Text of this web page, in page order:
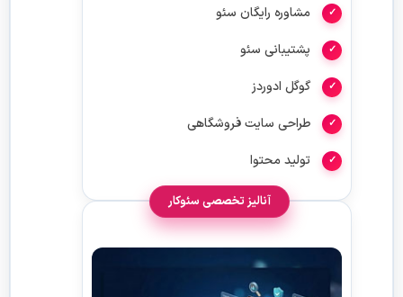
مشاوره رایگان سئو
پشتیبانی سئو
گوگل ادوردز
طراحی سایت فروشگاهی
تولید محتوا
آنالیز تخصصی سئوکار